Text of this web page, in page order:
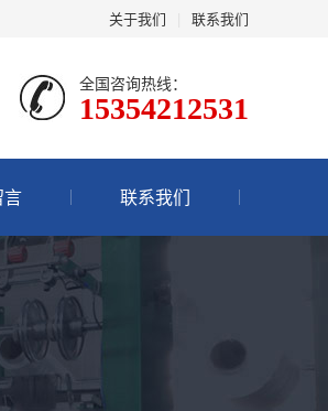
关于我们 联系我们
全国咨询热线：
15354212531
言 联系我们